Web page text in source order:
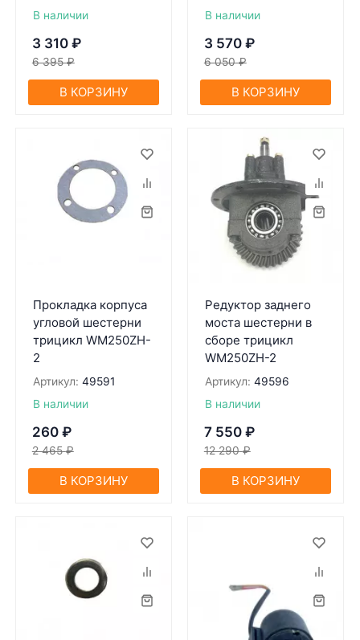
В наличии
3 310 ₽
6 395 ₽
В КОРЗИНУ
В наличии
3 570 ₽
6 050 ₽
В КОРЗИНУ
Прокладка корпуса
угловой шестерни
трицикл WM250ZH-
2
Артикул: 49591
В наличии
260 ₽
2 465 ₽
В КОРЗИНУ
Редуктор заднего
моста шестерни в
сборе трицикл
WM250ZH-2
Артикул: 49596
В наличии
7 550 ₽
12 290 ₽
В КОРЗИНУ